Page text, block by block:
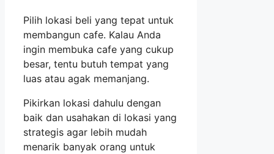
Pilih lokasi beli yang tepat untuk
membangun cafe. Kalau Anda
ingin membuka cafe yang cukup
besar, tentu butuh tempat yang
luas atau agak memanjang.
Pikirkan lokasi dahulu dengan
baik dan usahakan di lokasi yang
strategis agar lebih mudah
menarik banyak orang untuk